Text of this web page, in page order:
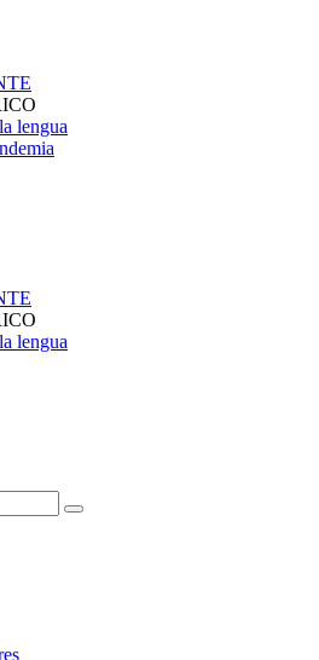
lengua
lengua